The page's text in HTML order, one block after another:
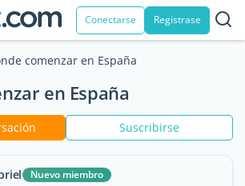
Conectarse Registrase
comenzar en España
en España
Suscribirse
Nuevo miembro